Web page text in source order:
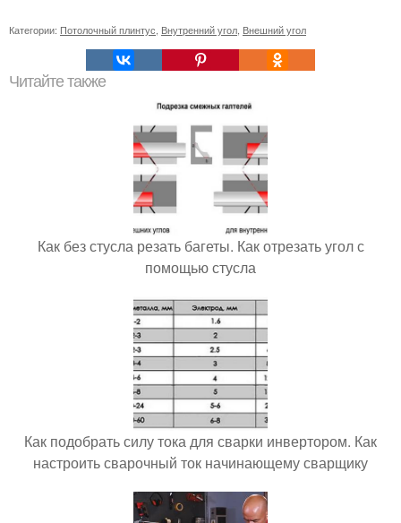
Категории: Потолочный плинтус Внутренний угол Внешний угол
Читайте также
Как без стусла резать багеты. Как отрезать угол с
помощью стусла
Как подобрать силу тока для сварки инвертором. Как
настроить сварочный ток начинающему сварщику